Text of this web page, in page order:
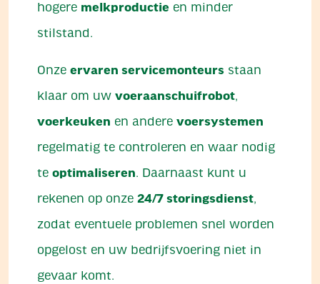
hogere melkproductie en minder
stilstand.
Onze ervaren servicemonteurs staan
klaar om uw voeraanschuifrobot,
voerkeuken en andere voersystemen
regelmatig te controleren en waar nodig
te optimaliseren. Daarnaast kunt u
rekenen op onze 24/7 storingsdienst,
zodat eventuele problemen snel worden
opgelost en uw bedrijfsvoering niet in
gevaar komt.